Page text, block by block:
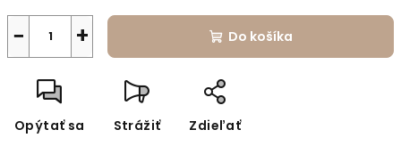
+
− Do košíka
Opýtať sa Strážiť Zdieľať